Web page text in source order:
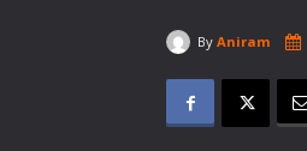
By Aniram